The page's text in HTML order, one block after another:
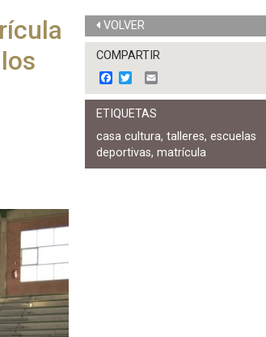
VOLVER
COMPARTIR
F
a
c
e
o
o
k
w
i
t
e
r
m
a
ETIQUETAS
casa cultura,talleres,escuelas
deportivas,matrícula